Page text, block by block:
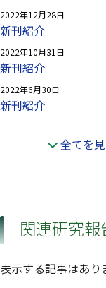
2022年12月28日
新刊紹介
2022年10月31日
新刊紹介
2022年6月30日
新刊紹介
全てを
関連研究報
表示する記事はあり